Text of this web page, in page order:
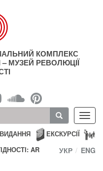
КОМПЛЕКС
– МУЗЕЙ РЕВОЛЮЦІЇ
ЕКСКУРСІЇ
ВИДАННЯ
AR
УКР ENG